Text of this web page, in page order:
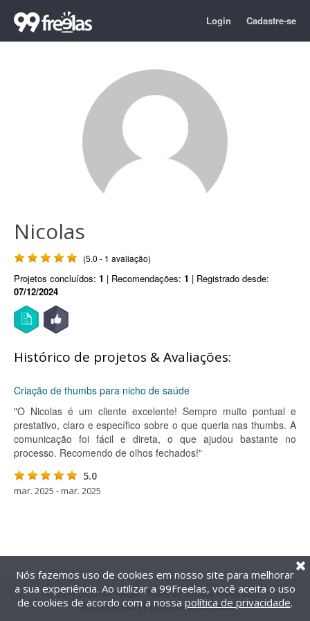
Login Cadastre-se
Nicolas
(5.0 - 1 avaliação)
Projetos concluídos: 1 | Recomendações: 1 | Registrado desde:
07/12/2024
Histórico de projetos & Avaliações:
Criação de thumbs para nicho de saúde
"O Nicolas é um cliente excelente! Sempre muito pontual e
prestativo, claro e específico sobre o que queria nas thumbs. A
comunicação foi fácil e direta, o que ajudou bastante no
processo. Recomendo de olhos fechados!"
5.0
mar. 2025 - mar. 2025
@2014-2026 99Freelas. Todos os direitos reservados.
Termos de uso| Política de privacidade
Nós fazemos uso de cookies em nosso site para melhorar
a sua experiência. Ao utilizar a 99Freelas, você aceita o uso
de cookies de acordo com a nossa política de privacidade.